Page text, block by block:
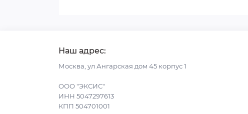
Наш адрес:
Москва, ул Ангарская дом 45 корпус 1
ООО "ЭКСИС"
ИНН 5047297613
КПП 504701001